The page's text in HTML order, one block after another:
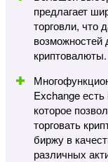
предлагает
торговли, что
возможностей
криптовалюты.
Exchange
которое
торговать
биржу в
различных